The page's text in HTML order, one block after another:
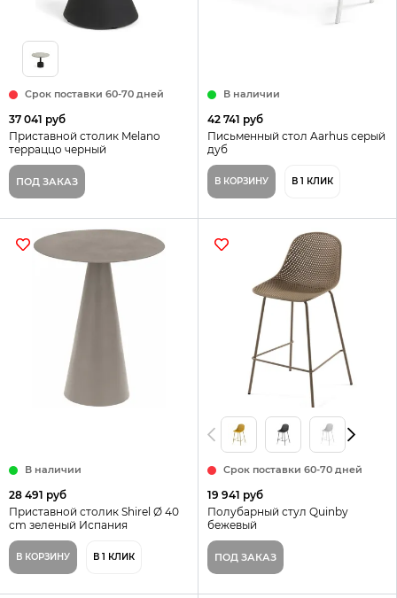
Срок поставки 60-70 дней
37 041 руб
Приставной столик Melano
терраццо черный
ПОД ЗАКАЗ
В наличии
42 741 руб
Письменный стол Aarhus серый
дуб
В КОРЗИНУ В 1 КЛИК
В наличии
28 491 руб
Приставной столик Shirel Ø 40
cm зеленый Испания
В КОРЗИНУ В 1 КЛИК
Срок поставки 60-70 дней
19 941 руб
Полубарный стул Quinby
бежевый
ПОД ЗАКАЗ